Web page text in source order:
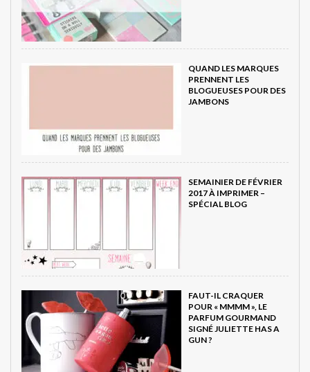
QUAND LES MARQUES
PRENNENT LES
BLOGUEUSES POUR DES
JAMBONS
SEMAINIER DE FÉVRIER
2017 À IMPRIMER –
SPÉCIAL BLOG
FAUT-IL CRAQUER
POUR « MMMM », LE
PARFUM GOURMAND
SIGNÉ JULIETTE HAS A
GUN ?